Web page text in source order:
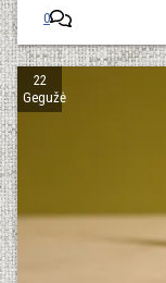
0
22
Gegužė